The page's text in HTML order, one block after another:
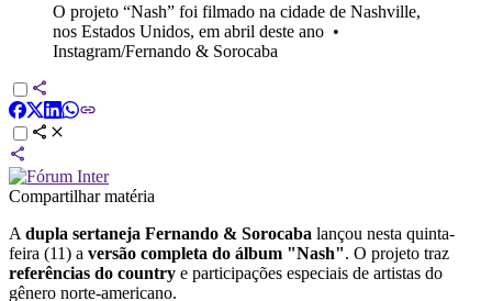
O projeto “Nash” foi filmado na cidade de Nashville,
nos Estados Unidos, em abril deste ano •
Instagram/Fernando & Sorocaba
Compartilhar matéria
A dupla sertaneja Fernando & Sorocaba lançou nesta quinta-
feira (11) a versão completa do álbum "Nash". O projeto traz
referências do country e participações especiais de artistas do
gênero norte-americano.